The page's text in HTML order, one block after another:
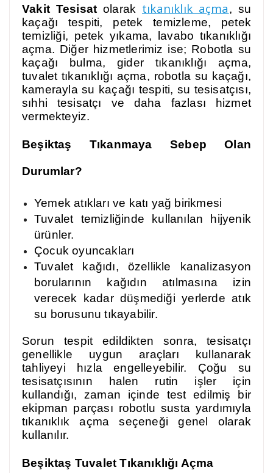
Vakit Tesisat olarak tıkanıklık açma, su
kaçağı tespiti, petek temizleme, petek
temizliği, petek yıkama, lavabo tıkanıklığı
açma. Diğer hizmetlerimiz ise; Robotla su
kaçağı bulma, gider tıkanıklığı açma,
tuvalet tıkanıklığı açma, robotla su kaçağı,
kamerayla su kaçağı tespiti, su tesisatçısı,
sıhhi tesisatçı ve daha fazlası hizmet
vermekteyiz.
Beşiktaş Tıkanmaya Sebep Olan
Durumlar?
Yemek atıkları ve katı yağ birikmesi
Tuvalet temizliğinde kullanılan hijyenik
ürünler.
Çocuk oyuncakları
Tuvalet kağıdı, özellikle kanalizasyon
borularının kağıdın atılmasına izin
verecek kadar düşmediği yerlerde atık
su borusunu tıkayabilir.
Sorun tespit edildikten sonra, tesisatçı
genellikle uygun araçları kullanarak
tahliyeyi hızla engelleyebilir. Çoğu su
tesisatçısının halen rutin işler için
kullandığı, zaman içinde test edilmiş bir
ekipman parçası robotlu susta yardımıyla
tıkanıklık açma seçeneği genel olarak
kullanılır.
Beşiktaş Tuvalet Tıkanıklığı Açma